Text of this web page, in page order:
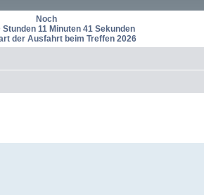
Noch
Stunden 11 Minuten 41 Sekunden
der Ausfahrt beim Treffen 2026